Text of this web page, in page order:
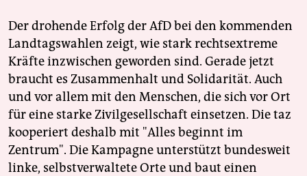
genossenschaft
epaper login
Der drohende Erfolg der AfD bei den kommenden
Landtagswahlen zeigt, wie stark rechtsextreme
Kräfte inzwischen geworden sind. Gerade jetzt
braucht es Zusammenhalt und Solidarität. Auch
und vor allem mit den Menschen, die sich vor Ort
für eine starke Zivilgesellschaft einsetzen. Die taz
kooperiert deshalb mit "Alles beginnt im
Zentrum". Die Kampagne unterstützt bundesweit
linke, selbstverwaltete Orte und baut einen